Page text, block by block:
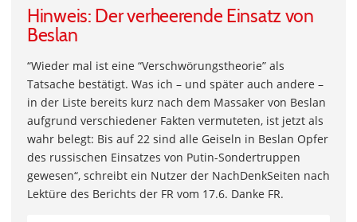
Hinweis: Der verheerende Einsatz von
Beslan
“Wieder mal ist eine “Verschwörungstheorie” als
Tatsache bestätigt. Was ich – und später auch andere –
in der Liste bereits kurz nach dem Massaker von Beslan
aufgrund verschiedener Fakten vermuteten, ist jetzt als
wahr belegt: Bis auf 22 sind alle Geiseln in Beslan Opfer
des russischen Einsatzes von Putin-Sondertruppen
gewesen“, schreibt ein Nutzer der NachDenkSeiten nach
Lektüre des Berichts der FR vom 17.6. Danke FR.